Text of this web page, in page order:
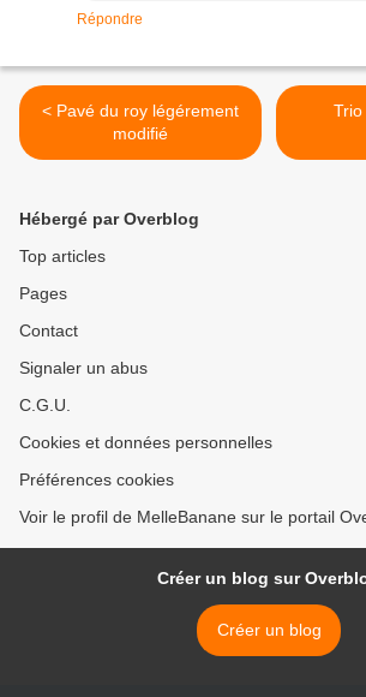
Répondre
< Pavé du roy légérement
modifié
Hébergé par Overblog
Top articles
Pages
Contact
Signaler un abus
C.G.U.
Cookies et données personnelles
Préférences cookies
Voir le profil de MelleBanane sur le portail
Créer un blog sur
Créer un blog